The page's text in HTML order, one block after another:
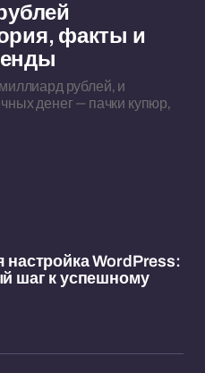
факты и
рублей, и
денег — пачки купюр,
WordPress:
шаг к успешному